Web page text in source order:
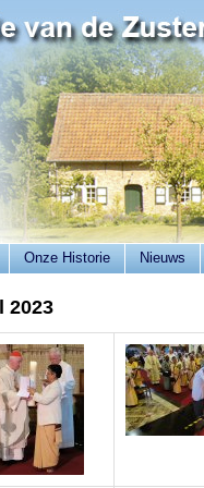
Onze Historie Nieuws
2023